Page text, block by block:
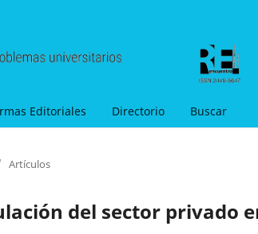
Editoriales Directorio Buscar
Artículos
del sector privado